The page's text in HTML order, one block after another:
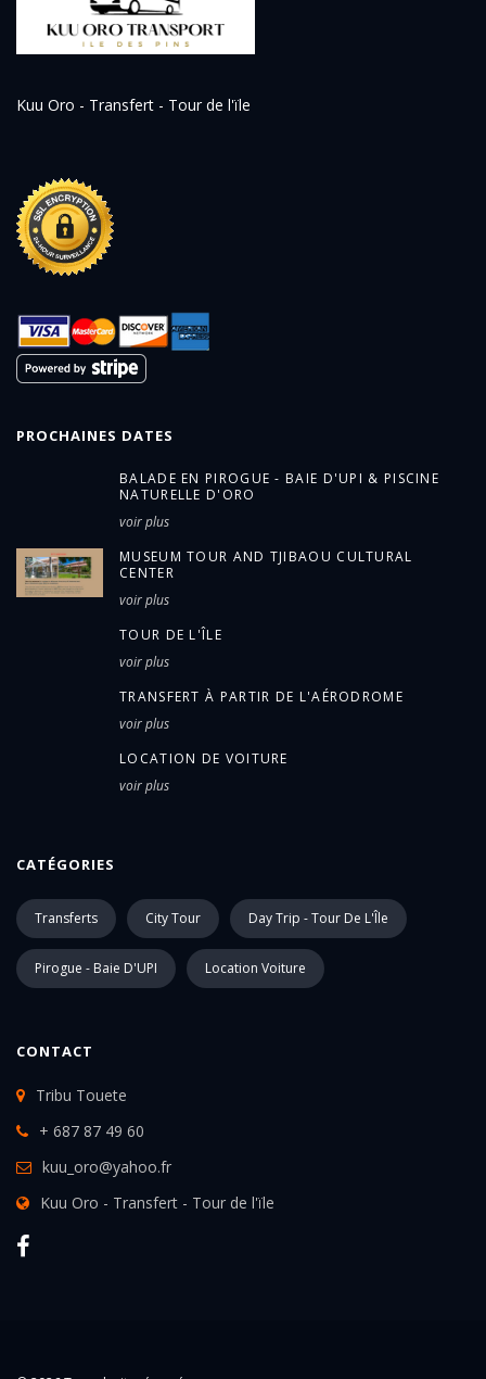
Kuu Oro - Transfert - Tour de l'ïle
PROCHAINES DATES
BALADE EN PIROGUE - BAIE D'UPI & PISCINE
NATURELLE D'ORO
voir plus
MUSEUM TOUR AND TJIBAOU CULTURAL
CENTER
voir plus
TOUR DE L'ÎLE
voir plus
TRANSFERT À PARTIR DE L'AÉRODROME
voir plus
LOCATION DE VOITURE
voir plus
CATÉGORIES
Transferts City Tour Day Trip - Tour De L'Île
Pirogue - Baie D'UPI Location Voiture
CONTACT
Tribu Touete
+ 687 87 49 60
kuu_oro@yahoo.fr
Kuu Oro - Transfert - Tour de l'ïle